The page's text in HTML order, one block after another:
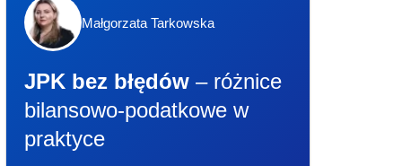
Małgorzata Tarkowska
JPK bez błędów – różnice
bilansowo-podatkowe w
praktyce